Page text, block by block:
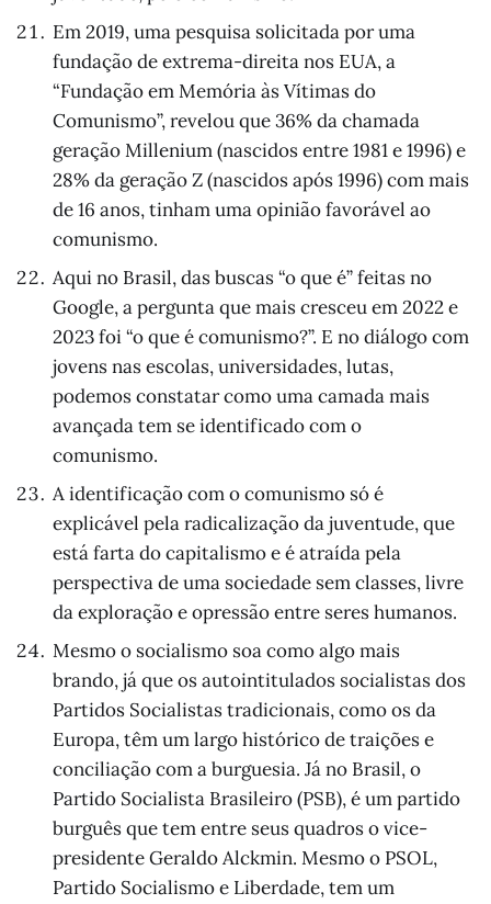
Em 2019, uma pesquisa solicitada por uma
fundação de extrema-direita nos EUA, a
“Fundação em Memória às Vítimas do
Comunismo”, revelou que 36% da chamada
geração Millenium (nascidos entre 1981 e 1996) e
28% da geração Z (nascidos após 1996) com mais
de 16 anos, tinham uma opinião favorável ao
comunismo.
Aqui no Brasil, das buscas “o que é” feitas no
Google, a pergunta que mais cresceu em 2022 e
2023 foi “o que é comunismo?”. E no diálogo com
jovens nas escolas, universidades, lutas,
podemos constatar como uma camada mais
avançada tem se identificado com o
comunismo.
A identificação com o comunismo só é
explicável pela radicalização da juventude, que
está farta do capitalismo e é atraída pela
perspectiva de uma sociedade sem classes, livre
da exploração e opressão entre seres humanos.
Mesmo o socialismo soa como algo mais
brando, já que os autointitulados socialistas dos
Partidos Socialistas tradicionais, como os da
Europa, têm um largo histórico de traições e
conciliação com a burguesia. Já no Brasil, o
Partido Socialista Brasileiro (PSB), é um partido
burguês que tem entre seus quadros o vice-
presidente Geraldo Alckmin. Mesmo o PSOL,
Partido Socialismo e Liberdade, tem um